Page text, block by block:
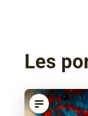
Les
article